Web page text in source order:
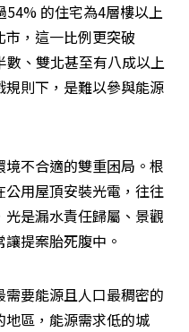
54% 的住宅為4層樓以上
市，這一比例更突破
、雙北甚至有八成以上
則下，是難以參與能源
不合適的雙重困局。根
用屋頂安裝光電，往往
是漏水責任歸屬、景觀
提案胎死腹中。
要能源且人口最稠密的
區，能源需求低的城